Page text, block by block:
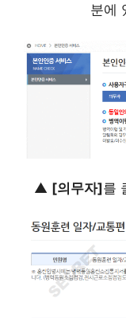
분에
▲ [의무자]를